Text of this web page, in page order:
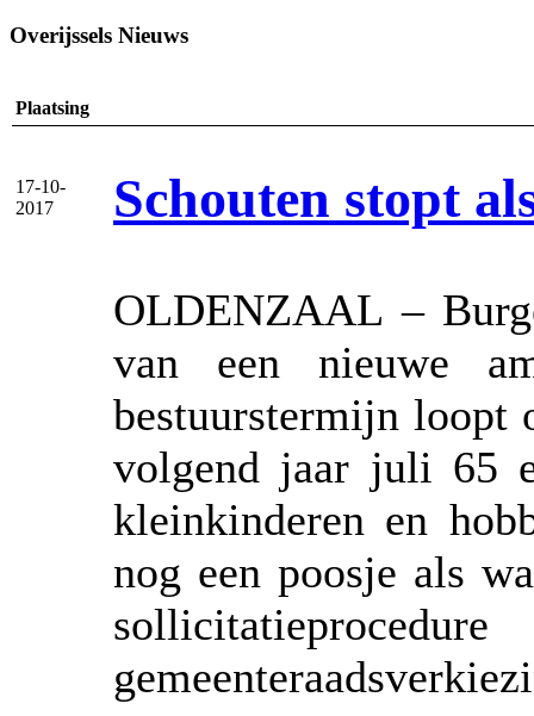
Overijssels Nieuws
Plaatsing
17-10-
2017
Schouten stopt
OLDENZAAL –
van een nieuwe
bestuurstermijn loopt
volgend jaar juli 65
kleinkinderen en
nog een poosje als